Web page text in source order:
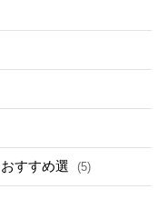
すすめ選 (5)